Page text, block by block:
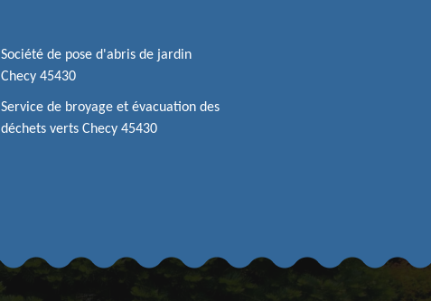
Société de pose d'abris de jardin
Checy 45430
Service de broyage et évacuation des
déchets verts Checy 45430